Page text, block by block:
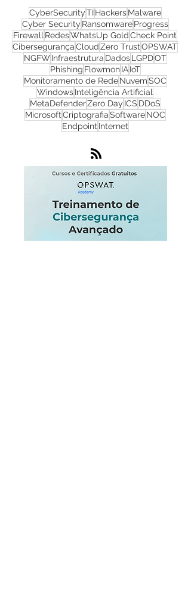
CyberSecurityTIHackersMalware
Cyber Security RansomwareProgress
FirewallRedesWhatsUp Gold Check Point
CibersegurançaCloudZero Trust
NGFWInfraestruturaDadosLGPDOT
PhishingFlowmon IAIoT
Monitoramento de RedeNuvemSOC
WindowsInteligência Artificial
MetaDefenderZero DayICS
EndpointInternet